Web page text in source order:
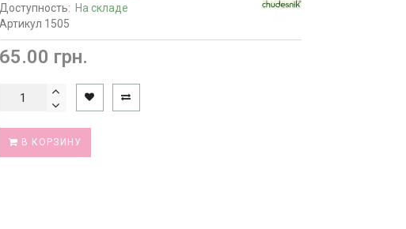
Доступность: На складе
Артикул 1505
65.00 грн.
В КОРЗИНУ